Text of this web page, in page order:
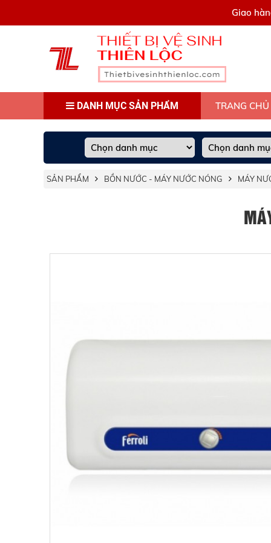
Giao
DANH MỤC SẢN PHẨM TRANG CHỦ
SẢN PHẨM BỒN NƯỚC - MÁY NƯỚC NÓNG MÁY